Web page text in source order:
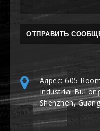
Адрес: 605
Industrial
Shenzhen,